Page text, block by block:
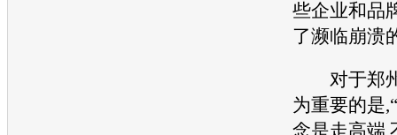
些企业和品
了濒临崩溃
对于郑
为重要的是
念是走高端,